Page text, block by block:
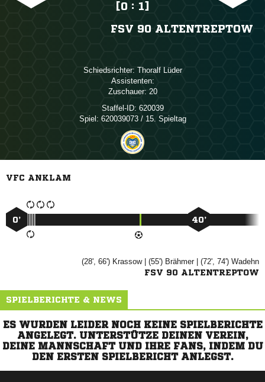
[0 : 1]
FSV 90 ALTENTREPTOW
Schiedsrichter:  
Assistenten:
Zuschauer: 20
Staffel-ID: 620039
Spiel: 620039073 / 15. Spieltag
VFC ANKLAM
0’ 40’
(28', 66') | (55') | (72', 74') 
FSV 90 ALTENTREPTOW
SPIELBERICHTE & NEWS
ES WURDEN LEIDER NOCH KEINE SPIELBERICHTE
ANGELEGT. UNTERSTÜTZE DEINEN VEREIN,
DEINE MANNSCHAFT UND IHRE FANS, INDEM DU
DEN ERSTEN SPIELBERICHT ANLEGST.